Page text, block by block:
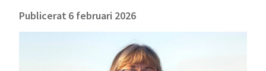
Publicerat 6 februari 2026